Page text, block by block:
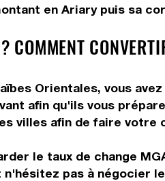
en Ariary puis sa
COMMENT
Orientales, vous
afin qu'ils vous
villes afin de faire votre
le taux de change
pas à négocier